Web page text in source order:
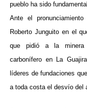
pueblo ha sido
Ante el
Roberto Junguito en el
que pidió a la minera
carbonífero en La
líderes de fundaciones
a toda costa el desvío del